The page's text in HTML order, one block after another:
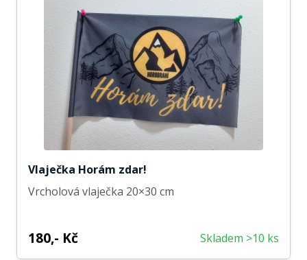
Vlaječka Horám zdar!
Vrcholová vlaječka 20×30 cm
180,- Kč Skladem >10 ks